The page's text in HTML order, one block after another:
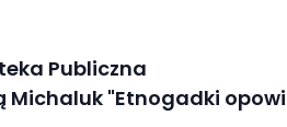
Publiczna
Michaluk "Etnogadki